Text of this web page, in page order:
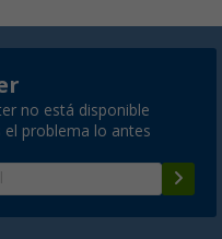
no está disponible
problema lo antes